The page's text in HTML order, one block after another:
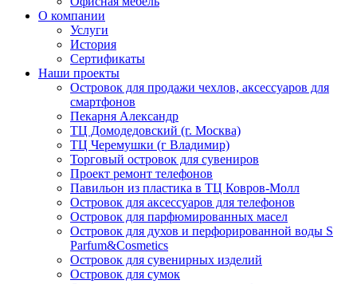
О компании
Услуги
История
Сертификаты
Наши проекты
Островок для продажи чехлов, аксессуаров для
смартфонов
Пекарня Александр
ТЦ Домодедовский (г. Москва)
ТЦ Черемушки (г Владимир)
Торговый островок для сувениров
Проект ремонт телефонов
Павильон из пластика в ТЦ Ковров-Молл
Островок для аксессуаров для телефонов
Островок для парфюмированных масел
Островок для духов и перфорированной воды S
Parfum&Cosmetics
Островок для сувенирных изделий
Островок для сумок